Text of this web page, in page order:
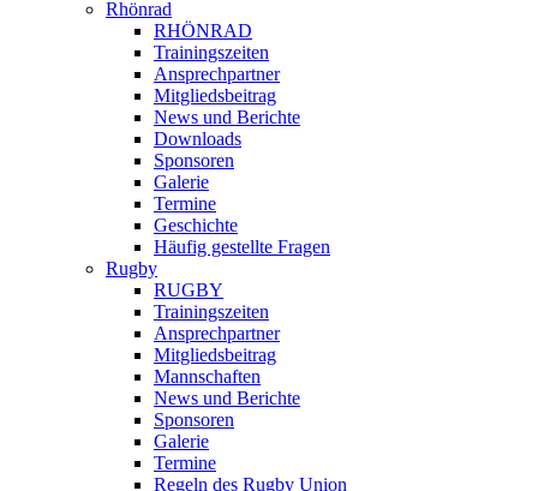
Rhönrad
RHÖNRAD
Trainingszeiten
Ansprechpartner
Mitgliedsbeitrag
News und Berichte
Downloads
Sponsoren
Galerie
Termine
Geschichte
Häufig gestellte Fragen
Rugby
RUGBY
Trainingszeiten
Ansprechpartner
Mitgliedsbeitrag
Mannschaften
News und Berichte
Sponsoren
Galerie
Termine
Regeln des Rugby Union